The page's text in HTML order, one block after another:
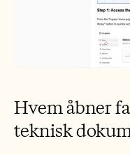
Hvem åbner
teknisk